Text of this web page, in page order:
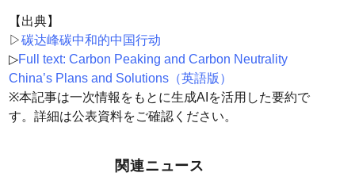
【出典】
▷碳达峰碳中和的中国行动
▷Full text: Carbon Peaking and Carbon Neutrality
China’s Plans and Solutions（英語版）
※本記事は一次情報をもとに生成AIを活用した要約で
す。詳細は公表資料をご確認ください。
関連ニュース